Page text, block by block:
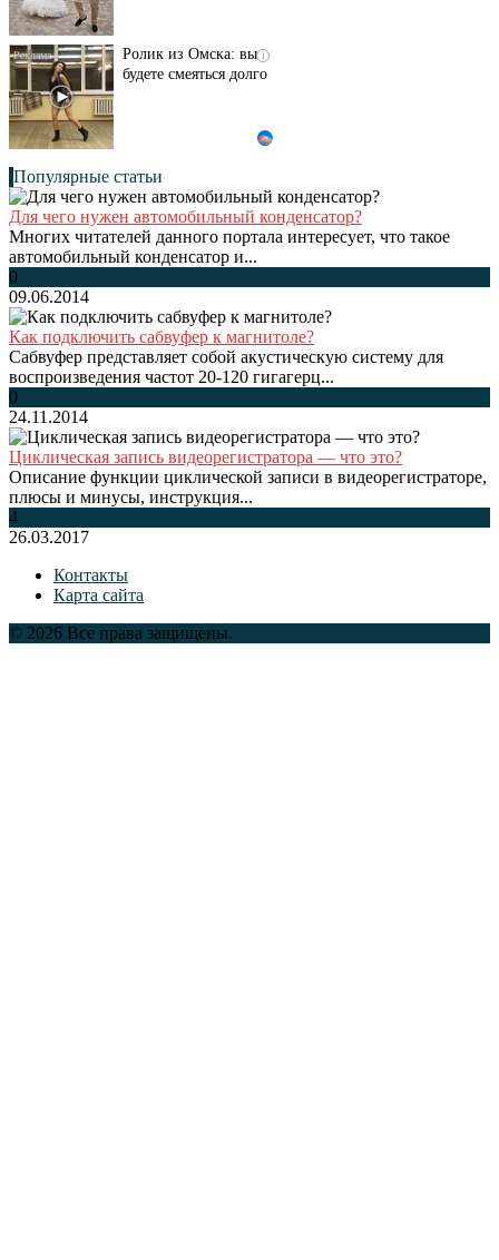
i
Ролик из Омска: вы
будете смеяться долго
Популярные статьи
Для чего нужен автомобильный конденсатор?
Многих читателей данного портала интересует, что такое
автомобильный конденсатор и...
0
09.06.2014
Как подключить сабвуфер к магнитоле?
Сабвуфер представляет собой акустическую систему для
воспроизведения частот 20-120 гигагерц...
0
24.11.2014
Циклическая запись видеорегистратора — что это?
Описание функции циклической записи в видеорегистраторе,
плюсы и минусы, инструкция...
4
26.03.2017
Контакты
Карта сайта
© 2026 Все права защищены.